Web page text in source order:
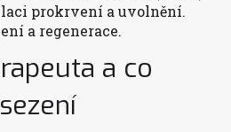
prokrvení a uvolnění.
a regenerace.
a co